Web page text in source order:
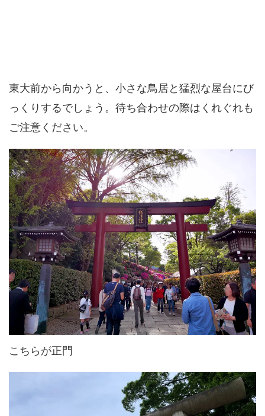
東大前から向かうと、小さな鳥居と猛烈な屋台にび
っくりするでしょう。待ち合わせの際はくれぐれも
ご注意ください。
こちらが正門